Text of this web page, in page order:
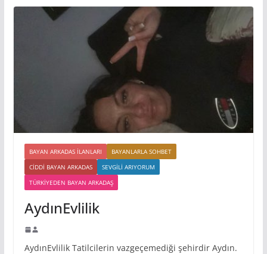
BAYAN ARKADAS ILANLARI
BAYANLARLA SOHBET
CIDDI BAYAN ARKADAS
SEVGILI ARIYORUM
TÜRKIYEDEN BAYAN ARKADAŞ
AydınEvlilik
AydınEvlilik Tatilcilerin vazgeçemediği şehirdir Aydın.